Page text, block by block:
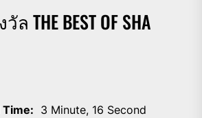
THE BEST OF SHA
Time: 3 Minute, 16 Second